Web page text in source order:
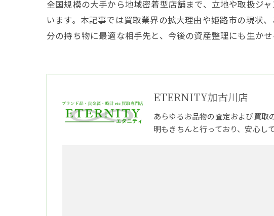
全国規模の大手から地域密着型店舗まで、立地や取扱ジ
います。本記事では買取業界の拡大理由や姫路市の現状
分の持ち物に最適な相手先と、今後の資産整理にも生かせ
ETERNITY加古川店
あらゆるお品物の査定および買取
明もきちんと行っており、安心し